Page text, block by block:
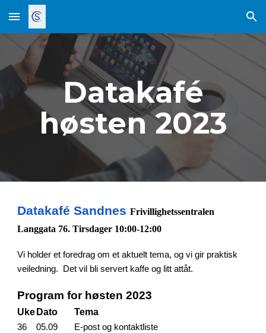
Skip to main content Skip to navigation
Datakafé
høsten2023
Datakafé Sandnes Frivillighetssentralen
Langgata 76. Tirsdager 10:00-12:00
Vi holder et foredrag om et aktuelt tema, og vi gir praktisk
veiledning. Det vil bli servert kaffe og litt attåt.
Program for høsten 2023
Uke Dato Tema
36 05.09
E-post og kontaktliste